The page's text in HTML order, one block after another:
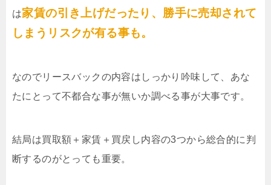
は家賃の引き上げだったり、勝手に売却されて
しまうリスクが有る事も。
なのでリースバックの内容はしっかり吟味して、あな
たにとって不都合な事が無いか調べる事が大事です。
結局は買取額＋家賃＋買戻し内容の3つから総合的に判
断するのがとっても重要。